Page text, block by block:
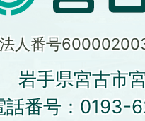
法人番号
手県宮古市
話番号： 0193-